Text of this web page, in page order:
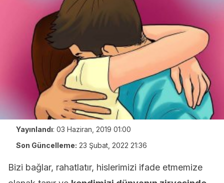
Yayınlandı: 03 Haziran, 2019 01:00
Son Güncelleme: 23 Şubat, 2022 21:36
Bizi bağlar, rahatlatır, hislerimizi ifade etmemize